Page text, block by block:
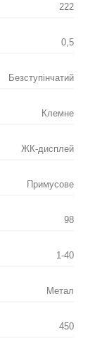
222
0,5
Безступінчатий
Клемне
ЖК-дисплей
Примусове
98
1-40
Метал
450